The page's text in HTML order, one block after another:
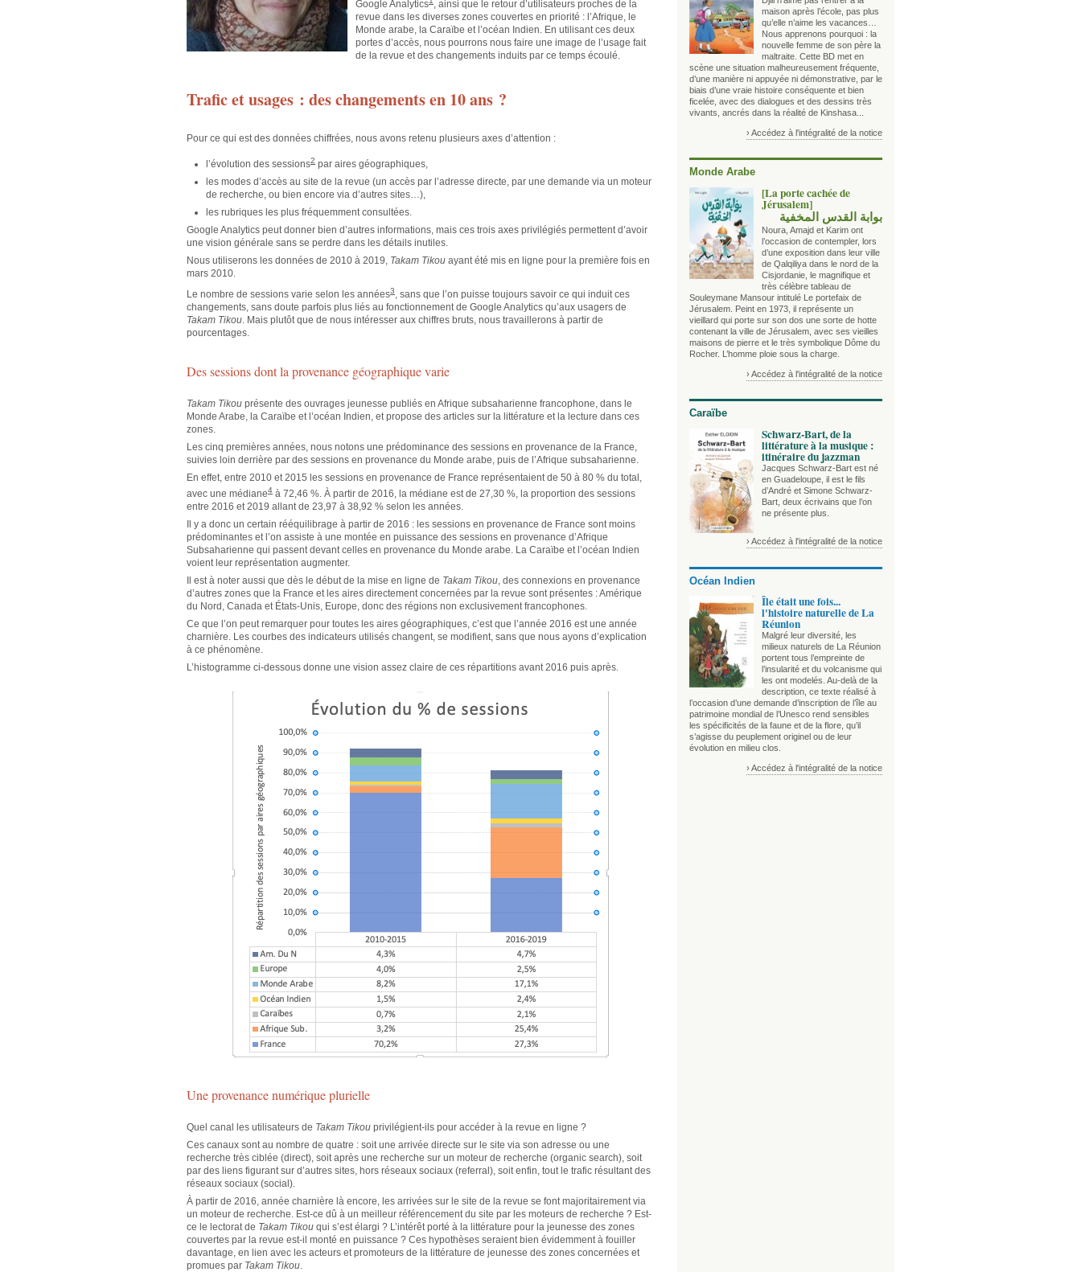
Google Analytics , ainsi que le retour d’utilisateurs proches de la
revue dans les diverses zones couvertes en priorité : l’Afrique, le
Monde arabe, la Caraïbe et l’océan Indien. En utilisant ces deux
portes d’accès, nous pourrons nous faire une image de l’usage fait
de la revue et des changements induits par ce temps écoulé.
Trafic et usages : des changements en 10 ans ?
Pour ce qui est des données chiffrées, nous avons retenu plusieurs axes d’attention :
l’évolution des sessions2 par aires géographiques,
les modes d’accès au site de la revue (un accès par l’adresse directe, par une demande via un moteur
de recherche, ou bien encore via d’autres sites…),
les rubriques les plus fréquemment consultées.
Google Analytics peut donner bien d’autres informations, mais ces trois axes privilégiés permettent d’avoir
une vision générale sans se perdre dans les détails inutiles.
Nous utiliserons les données de 2010 à 2019, Takam Tikou ayant été mis en ligne pour la première fois en
mars 2010.
Le nombre de sessions varie selon les années3, sans que l’on puisse toujours savoir ce qui induit ces
changements, sans doute parfois plus liés au fonctionnement de Google Analytics qu’aux usagers de
Takam Tikou. Mais plutôt que de nous intéresser aux chiffres bruts, nous travaillerons à partir de
pourcentages.
Des sessions dont la provenance géographique varie
Takam Tikou présente des ouvrages jeunesse publiés en Afrique subsaharienne francophone, dans le
Monde Arabe, la Caraïbe et l’océan Indien, et propose des articles sur la littérature et la lecture dans ces
zones.
Les cinq premières années, nous notons une prédominance des sessions en provenance de la France,
suivies loin derrière par des sessions en provenance du Monde arabe, puis de l’Afrique subsaharienne.
En effet, entre 2010 et 2015 les sessions en provenance de France représentaient de 50 à 80 % du total,
avec une médiane4 à 72,46 %. À partir de 2016, la médiane est de 27,30 %, la proportion des sessions
entre 2016 et 2019 allant de 23,97 à 38,92 % selon les années.
Il y a donc un certain rééquilibrage à partir de 2016 : les sessions en provenance de France sont moins
prédominantes et l’on assiste à une montée en puissance des sessions en provenance d’Afrique
Subsaharienne qui passent devant celles en provenance du Monde arabe. La Caraïbe et l’océan Indien
voient leur représentation augmenter.
Il est à noter aussi que dès le début de la mise en ligne de Takam Tikou, des connexions en provenance
d’autres zones que la France et les aires directement concernées par la revue sont présentes : Amérique
du Nord, Canada et États-Unis, Europe, donc des régions non exclusivement francophones.
Ce que l’on peut remarquer pour toutes les aires géographiques, c’est que l’année 2016 est une année
charnière. Les courbes des indicateurs utilisés changent, se modifient, sans que nous ayons d’explication
à ce phénomène.
L’histogramme ci-dessous donne une vision assez claire de ces répartitions avant 2016 puis après.
Une provenance numérique plurielle
Quel canal les utilisateurs de Takam Tikou privilégient-ils pour accéder à la revue en ligne ?
Ces canaux sont au nombre de quatre : soit une arrivée directe sur le site via son adresse ou une
recherche très ciblée (direct), soit après une recherche sur un moteur de recherche (organic search), soit
par des liens figurant sur d’autres sites, hors réseaux sociaux (referral), soit enfin, tout le trafic résultant des
réseaux sociaux (social).
À partir de 2016, année charnière là encore, les arrivées sur le site de la revue se font majoritairement via
un moteur de recherche. Est-ce dû à un meilleur référencement du site par les moteurs de recherche ? Est-
ce le lectorat de Takam Tikou qui s’est élargi ? L’intérêt porté à la littérature pour la jeunesse des zones
couvertes par la revue est-il monté en puissance ? Ces hypothèses seraient bien évidemment à fouiller
davantage, en lien avec les acteurs et promoteurs de la littérature de jeunesse des zones concernées et
promues par Takam Tikou.
maison après l’école, pas plus
qu’elle n’aime les vacances…
Nous apprenons pourquoi : la
nouvelle femme de son père la
maltraite. Cette BD met en
scène une situation malheureusement fréquente,
d’une manière ni appuyée ni démonstrative, par le
biais d’une vraie histoire conséquente et bien
ficelée, avec des dialogues et des dessins très
vivants, ancrés dans la réalité de Kinshasa...
› Accédez à l'intégralité de la notice
Monde Arabe
[La porte cachée de
Jérusalem]
بوابة القدس المخفية
Noura, Amajd et Karim ont
l’occasion de contempler, lors
d’une exposition dans leur ville
de Qalqiliya dans le nord de la
Cisjordanie, le magnifique et
très célèbre tableau de
Souleymane Mansour intitulé Le portefaix de
Jérusalem. Peint en 1973, il représente un
vieillard qui porte sur son dos une sorte de hotte
contenant la ville de Jérusalem, avec ses vieilles
maisons de pierre et le très symbolique Dôme du
Rocher. L’homme ploie sous la charge.
› Accédez à l'intégralité de la notice
Caraïbe
Schwarz-Bart, de la
littérature à la musique :
itinéraire du jazzman
Jacques Schwarz-Bart est né
en Guadeloupe, il est le fils
d’André et Simone Schwarz-
Bart, deux écrivains que l’on
ne présente plus.
› Accédez à l'intégralité de la notice
Océan Indien
Île était une fois...
l'histoire naturelle de La
Réunion
Malgré leur diversité, les
milieux naturels de La Réunion
portent tous l’empreinte de
l’insularité et du volcanisme qui
les ont modelés. Au-delà de la
description, ce texte réalisé à
l’occasion d’une demande d’inscription de l’île au
patrimoine mondial de l’Unesco rend sensibles
les spécificités de la faune et de la flore, qu’il
s’agisse du peuplement originel ou de leur
évolution en milieu clos.
› Accédez à l'intégralité de la notice